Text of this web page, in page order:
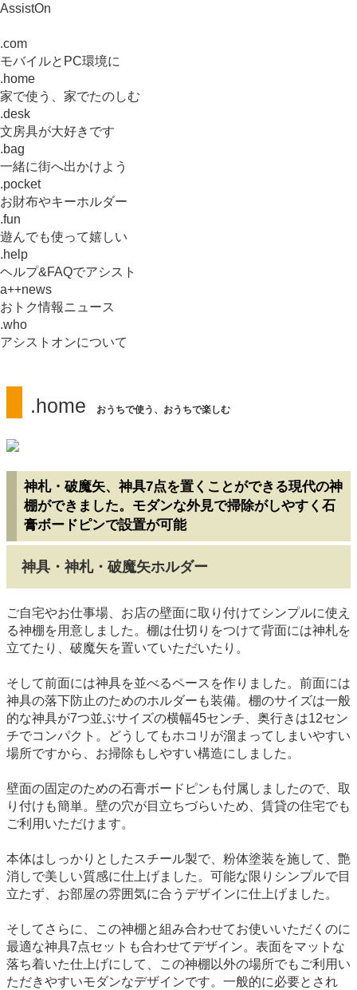
.home おうちで使う、おうちで楽しむ
神札・破魔矢、神具7点を置くことができる現代の神
棚ができました。モダンな外見で掃除がしやすく石
膏ボードピンで設置が可能
神具・神札・破魔矢ホルダー
ご自宅やお仕事場、お店の壁面に取り付けてシンプルに使え
る神棚を用意しました。棚は仕切りをつけて背面には神札を
立てたり、破魔矢を置いていただいたり。
そして前面には神具を並べるペースを作りました。前面には
神具の落下防止のためのホルダーも装備。棚のサイズは一般
的な神具が7つ並ぶサイズの横幅45センチ、奥行きは12セン
チでコンパクト。どうしてもホコリが溜まってしまいやすい
場所ですから、お掃除もしやすい構造にしました。
壁面の固定のための石膏ボードピンも付属しましたので、取
り付けも簡単。壁の穴が目立ちづらいため、賃貸の住宅でも
ご利用いただけます。
本体はしっかりとしたスチール製で、粉体塗装を施して、艶
消しで美しい質感に仕上げました。可能な限りシンプルで目
立たず、お部屋の雰囲気に合うデザインに仕上げました。
そしてさらに、この神棚と組み合わせてお使いいただくのに
最適な神具7点セットも合わせてデザイン。表面をマットな
落ち着いた仕上げにして、この神棚以外の場所でもご利用い
ただきやすいモダンなデザインです。一般的に必要とされ
AssistOn
.com
モバイルとPC環境に
.home
家で使う、家でたのしむ
.desk
文房具が大好きです
.bag
一緒に街へ出かけよう
.pocket
お財布やキーホルダー
.fun
遊んでも使って嬉しい
.help
ヘルプ&FAQでアシスト
a++news
おトク情報ニュース
.who
アシストオンについて